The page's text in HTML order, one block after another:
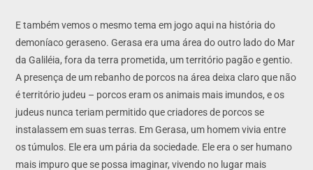
E também vemos o mesmo tema em jogo aqui na história do
demoníaco geraseno. Gerasa era uma área do outro lado do Mar
da Galiléia, fora da terra prometida, um território pagão e gentio.
A presença de um rebanho de porcos na área deixa claro que não
é território judeu – porcos eram os animais mais imundos, e os
judeus nunca teriam permitido que criadores de porcos se
instalassem em suas terras. Em Gerasa, um homem vivia entre
os túmulos. Ele era um pária da sociedade. Ele era o ser humano
mais impuro que se possa imaginar, vivendo no lugar mais